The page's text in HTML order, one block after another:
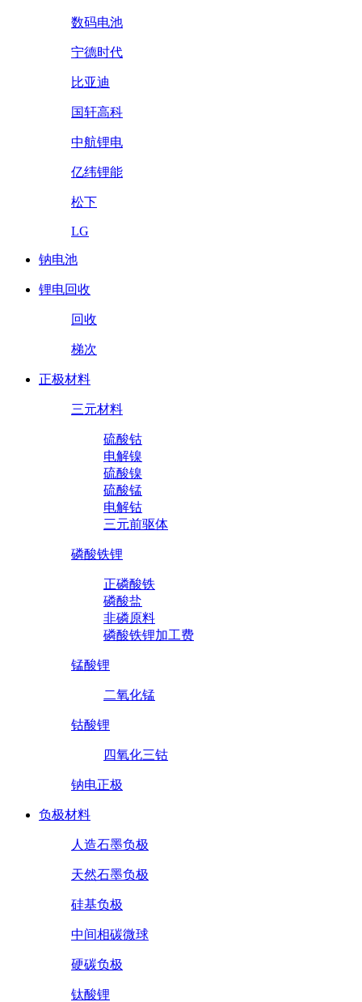
数码电池
宁德时代
比亚迪
国轩高科
中航锂电
亿纬锂能
松下
LG
钠电池
锂电回收
回收
梯次
正极材料
三元材料
硫酸钴
电解镍
硫酸镍
硫酸锰
电解钴
三元前驱体
磷酸铁锂
正磷酸铁
磷酸盐
非磷原料
磷酸铁锂加工费
锰酸锂
二氧化锰
钴酸锂
四氧化三钴
钠电正极
负极材料
人造石墨负极
天然石墨负极
硅基负极
中间相碳微球
硬碳负极
钛酸锂